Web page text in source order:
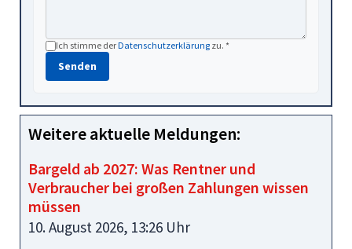
Ich stimme derDatenschutzerklärung zu. *
Senden
Weitere aktuelle Meldungen:
Bargeld ab 2027: Was Rentner und
Verbraucher bei großen Zahlungen wissen
müssen
10. August 2026, 13:26 Uhr